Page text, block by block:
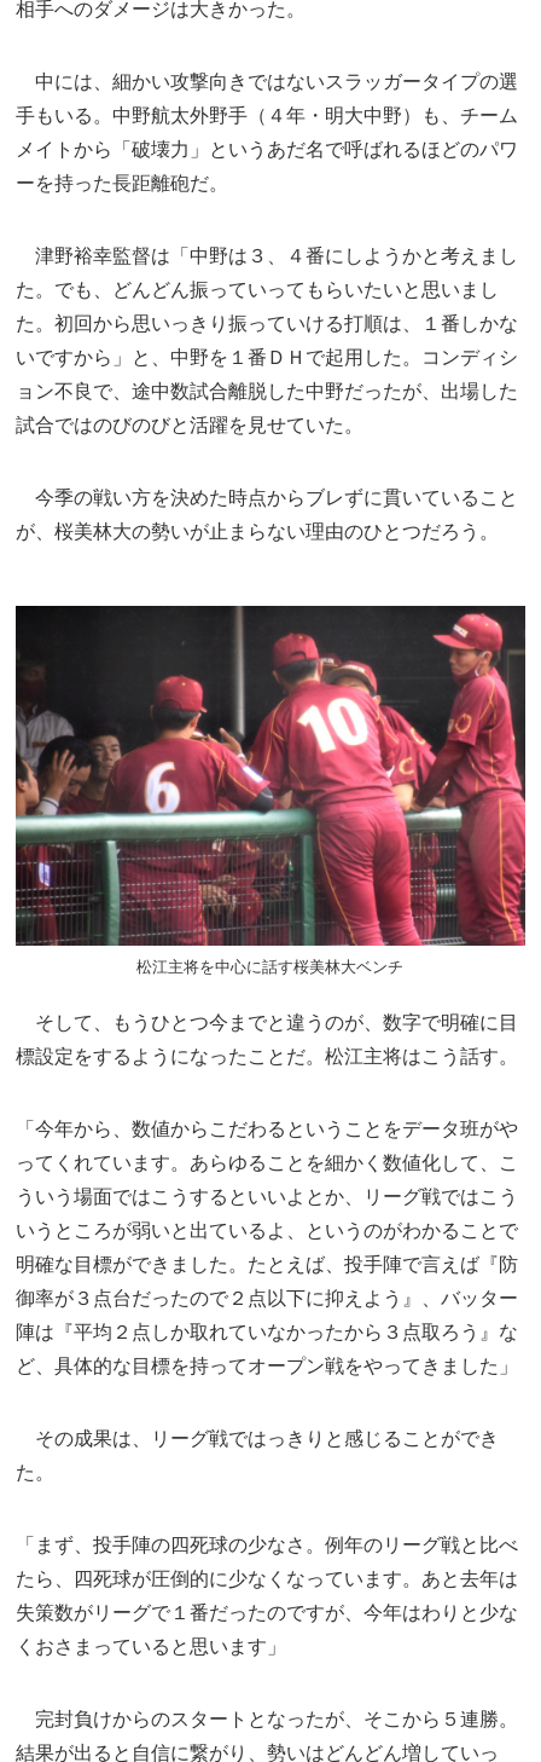
相手へのダメージは大きかった。
中には、細かい攻撃向きではないスラッガータイプの選
手もいる。中野航太外野手（４年・明大中野）も、チーム
メイトから「破壊力」というあだ名で呼ばれるほどのパワ
ーを持った長距離砲だ。
津野裕幸監督は「中野は３、４番にしようかと考えまし
た。でも、どんどん振っていってもらいたいと思いまし
た。初回から思いっきり振っていける打順は、１番しかな
いですから」と、中野を１番ＤＨで起用した。コンディシ
ョン不良で、途中数試合離脱した中野だったが、出場した
試合ではのびのびと活躍を見せていた。
今季の戦い方を決めた時点からブレずに貫いていること
が、桜美林大の勢いが止まらない理由のひとつだろう。
松江主将を中心に話す桜美林大ベンチ
そして、もうひとつ今までと違うのが、数字で明確に目
標設定をするようになったことだ。松江主将はこう話す。
「今年から、数値からこだわるということをデータ班がや
ってくれています。あらゆることを細かく数値化して、こ
ういう場面ではこうするといいよとか、リーグ戦ではこう
いうところが弱いと出ているよ、というのがわかることで
明確な目標ができました。たとえば、投手陣で言えば『防
御率が３点台だったので２点以下に抑えよう』、バッター
陣は『平均２点しか取れていなかったから３点取ろう』な
ど、具体的な目標を持ってオープン戦をやってきました」
その成果は、リーグ戦ではっきりと感じることができ
た。
「まず、投手陣の四死球の少なさ。例年のリーグ戦と比べ
たら、四死球が圧倒的に少なくなっています。あと去年は
失策数がリーグで１番だったのですが、今年はわりと少な
くおさまっていると思います」
完封負けからのスタートとなったが、そこから５連勝。
結果が出ると自信に繋がり、勢いはどんどん増していっ